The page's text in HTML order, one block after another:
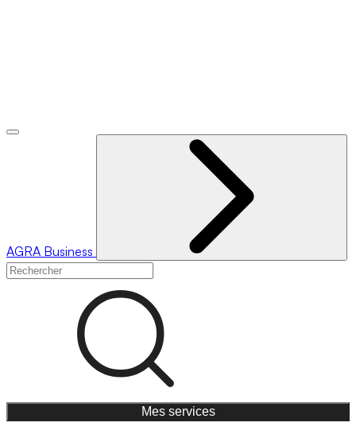
AGRA Business
Mes services